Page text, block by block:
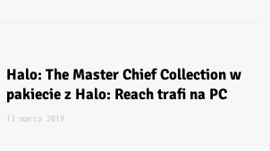
Halo: The Master Chief Collection w
pakiecie z Halo: Reach trafi na PC
13 marca 2019